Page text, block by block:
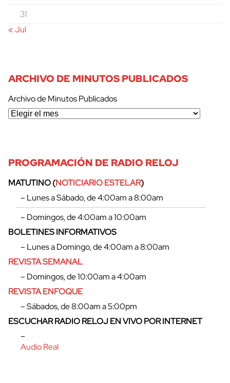
cerrar
31
« Jul
ARCHIVO DE MINUTOS PUBLICADOS
Archivo de Minutos Publicados
PROGRAMACIÓN DE RADIO RELOJ
MATUTINO (NOTICIARIO ESTELAR)
– Lunes a Sábado, de 4:00am a 8:00am
– Domingos, de 4:00am a 10:00am
BOLETINES INFORMATIVOS
– Lunes a Domingo, de 4:00am a 8:00am
REVISTA SEMANAL
– Domingos, de 10:00am a 4:00am
REVISTA ENFOQUE
– Sábados, de 8:00am a 5:00pm
ESCUCHAR RADIO RELOJ EN VIVO POR INTERNET
–
Audio Real